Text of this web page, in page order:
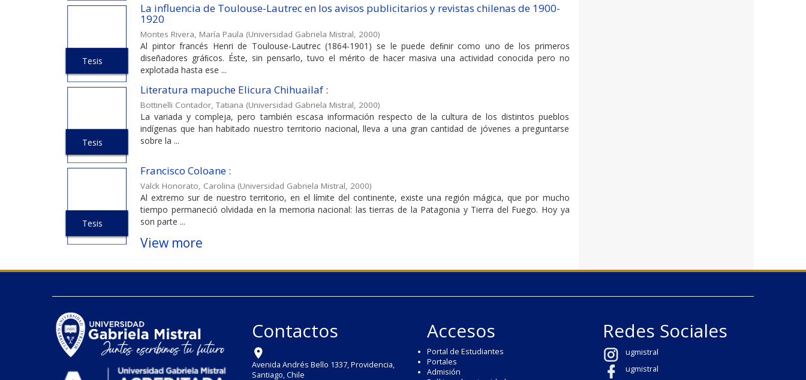
Tesis
La influencia de Toulouse-Lautrec en los avisos publicitarios y revistas chilenas de 1900-
1920
Montes Rivera, María Paula (Universidad Gabriela Mistral, 2000)
Al pintor francés Henri de Toulouse-Lautrec (1864-1901) se le puede deﬁnir como uno de los primeros
diseñadores gráﬁcos. Éste, sin pensarlo, tuvo el mérito de hacer masiva una actividad conocida pero no
explotada hasta ese ...
Tesis
Literatura mapuche Elicura Chihuailaf :
Bottinelli Contador, Tatiana (Universidad Gabriela Mistral, 2000)
La variada y compleja, pero también escasa información respecto de la cultura de los distintos pueblos
indígenas que han habitado nuestro territorio nacional, lleva a una gran cantidad de jóvenes a preguntarse
sobre la ...
Tesis
Francisco Coloane :
Valck Honorato, Carolina (Universidad Gabriela Mistral, 2000)
Al extremo sur de nuestro territorio, en el límite del continente, existe una región mágica, que por mucho
tiempo permaneció olvidada en la memoria nacional: las tierras de la Patagonia y Tierra del Fuego. Hoy ya
son parte ...
View more
Contactos
Avenida Andrés Bello 1337, Providencia,
Santiago, Chile
Accesos
Portal de Estudiantes
Portales
Admisión
Redes Sociales
ugmistral
ugmistral